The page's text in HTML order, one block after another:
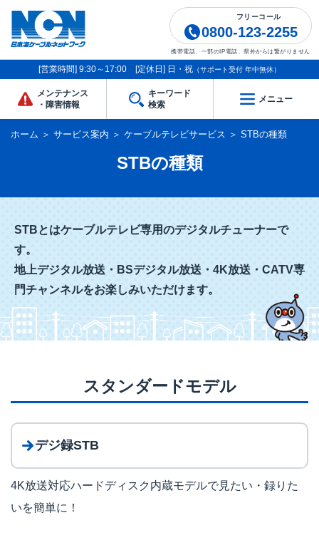
フリーコール
0800-123-2255
携帯電話、一部のIP電話、県外からは繋がりません
[営業時間] 9:30～17:00 [定休日] 日・祝 （サポート受付 年中無休）
メンテナンス
・障害情報
キーワード
検索
メニュー
ホーム ＞ サービス案内 ＞ ケーブルテレビサービス ＞ STBの種類
STBの種類
STBとはケーブルテレビ専用のデジタルチューナーで
す。
地上デジタル放送・BSデジタル放送・4K放送・CATV専
門チャンネルをお楽しみいただけます。
スタンダードモデル
デジ録STB
4K放送対応ハードディスク内蔵モデルで見たい・録りた
いを簡単に！